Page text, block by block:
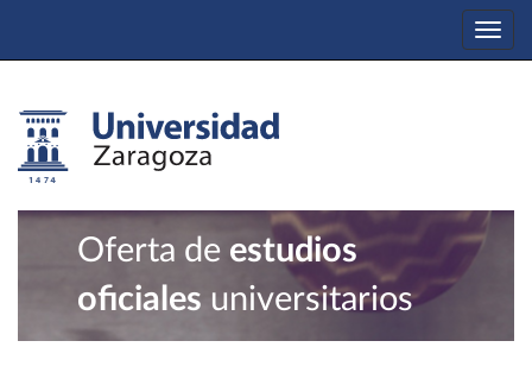
Oferta de estudios
oficiales universitarios